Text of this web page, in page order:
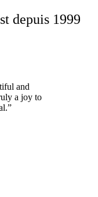
depuis 1999
and
a joy to